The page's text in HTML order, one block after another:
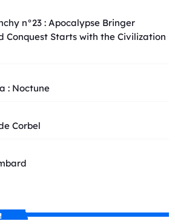
n°23 : Apocalypse Bringer
Conquest Starts with the Civilization
: Noctune
Corbel